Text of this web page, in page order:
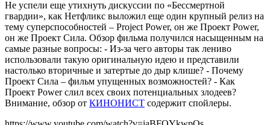
Не успели еще утихнуть дискуссии по «Бессмертной
гвардии», как Нетфликс выложил еще один крупный релиз на
тему суперспособностей – Project Power, он же Проект Power,
он же Проект Сила. Обзор фильма получился насыщенным на
самые разные вопросы: - Из-за чего авторы так лениво
использовали такую оригинальную идею и представили
настолько вторичные и затертые до дыр клише? - Почему
Проект Сила – фильм упущенных возможностей? - Как
Проект Power слил всех своих потенциальных злодеев?
Внимание, обзор от КИНОНИСТ содержит спойлеры.